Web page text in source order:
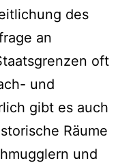
des
an
oft
und
gibt es auch
Räume
und